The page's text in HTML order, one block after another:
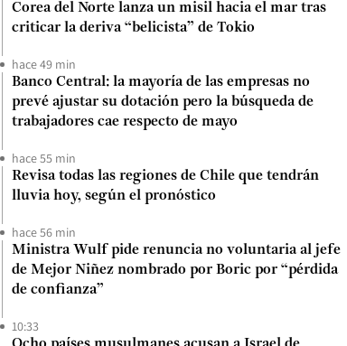
Corea del Norte lanza un misil hacia el mar tras
criticar la deriva “belicista” de Tokio
hace 49 min
Banco Central: la mayoría de las empresas no
prevé ajustar su dotación pero la búsqueda de
trabajadores cae respecto de mayo
hace 55 min
Revisa todas las regiones de Chile que tendrán
lluvia hoy, según el pronóstico
hace 56 min
Ministra Wulf pide renuncia no voluntaria al jefe
de Mejor Niñez nombrado por Boric por “pérdida
de confianza”
10:33